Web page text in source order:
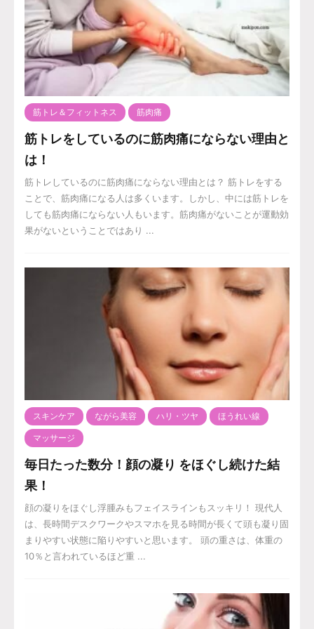
筋トレ＆フィットネス 筋肉痛
筋トレをしているのに筋肉痛にならない理由と
は！
筋トレしているのに筋肉痛にならない理由とは？ 筋トレをする
ことで、筋肉痛になる人は多くいます。しかし、中には筋トレを
しても筋肉痛にならない人もいます。筋肉痛がないことが運動効
果がないということではあり ...
スキンケア ながら美容 ハリ・ツヤ ほうれい線
マッサージ
毎日たった数分！顔の凝り をほぐし続けた結
果！
顔の凝りをほぐし浮腫みもフェイスラインもスッキリ！ 現代人
は、長時間デスクワークやスマホを見る時間が長くて頭も凝り固
まりやすい状態に陥りやすいと思います。 頭の重さは、体重の
10％と言われているほど重 ...